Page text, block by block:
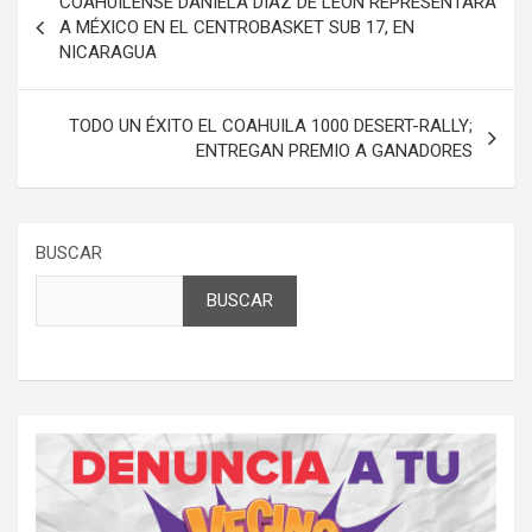
de
entradas
A MÉXICO EN EL CENTROBASKET SUB 17, EN
NICARAGUA
TODO UN ÉXITO EL COAHUILA 1000 DESERT-RALLY;
ENTREGAN PREMIO A GANADORES
BUSCAR
BUSCAR